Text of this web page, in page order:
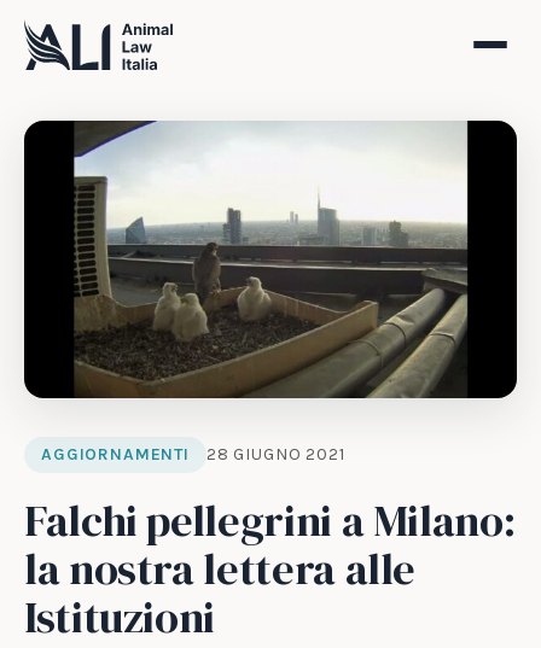
AGGIORNAMENTI 28 GIUGNO 2021
Falchi pellegrini a Milano:
la nostra lettera alle
Istituzioni